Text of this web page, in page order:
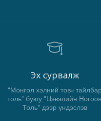
Эх сурвалж
"Монгол хэлний товч тайлбар
толь" буюу "Цэвэлийн Ногоон
Толь" дээр үндэслэв